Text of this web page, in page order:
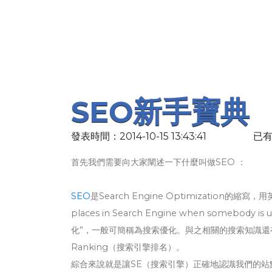
SEO新手寶典
發表時間：2014-10-15 13:43:41 已
首先我們需要向大家闡述一下什麼叫做SEO ：
SEO是Search Engine Optimization的縮寫，
places in Search Engine when somebody is
化”，一般可簡稱為搜索優化。與之相關的搜索知
Ranking（搜索引擎排名）。
綜合來說就是讓SE（搜索引擎）正確地認識我們的